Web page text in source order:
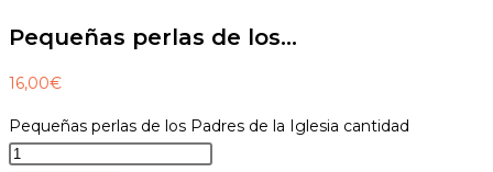
Pequeñas perlas de los…
16,00€
Pequeñas perlas de los Padres de la Iglesia cantidad